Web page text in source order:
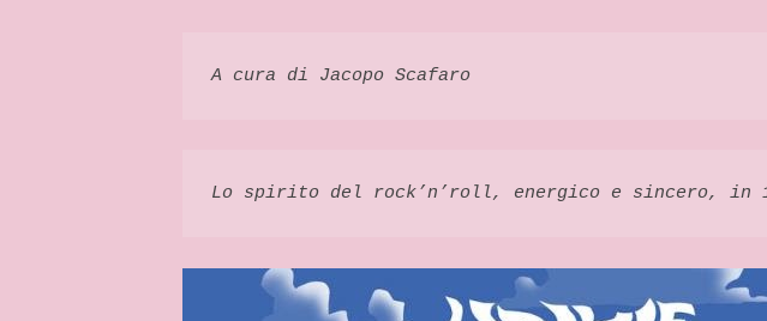
&
GLAMOUR
A cura di Jacopo Scafaro
Lo spirito del rock’n’roll, energico e sincero,